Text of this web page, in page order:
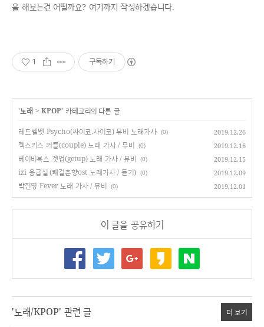
을 해보는건 어떨까요? 여기까지 작성하겠습니다.
1 구독하기
'노래 > KPOP' 카테고리의 다른 글
레드벨벳 Psycho(싸이코,사이코) 뮤비 노래가사 (0) 2019.12.26
젝스키스 커플(couple) 노래 가사 / 뮤비 (0) 2019.12.16
베이비복스 겟업(getup) 노래 가사 / 뮤비 (0) 2019.12.15
izi 응급실 (쾌걸춘향ost 노래가사 / 듣기) (0) 2019.12.09
박진영 Fever 노래 가사 / 뮤비 (0) 2019.12.01
이 글을 공유하기
'노래/KPOP' 관련 글 더 보기